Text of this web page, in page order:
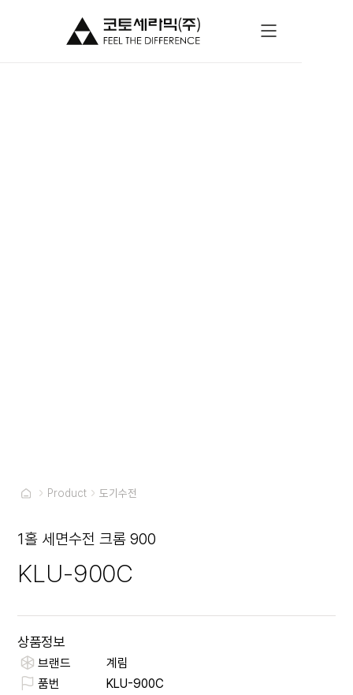
Product 도기수전
1홀 세면수전 크롬 900
KLU-900C
상품정보
브랜드
계림
품번
KLU-900C